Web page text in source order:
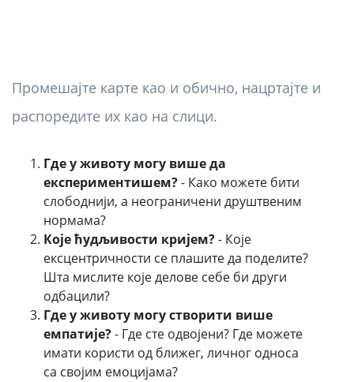
Промешајте карте као и обично, нацртајте и
распоредите их као на слици.
Где у животу могу више да
експериментишем?- Како можете бити
слободнији, а неограничени друштвеним
нормама?
Које ћудљивости кријем?- Које
ексцентричности се плашите да поделите?
Шта мислите које делове себе би други
одбацили?
Где у животу могу створити више
емпатије?- Где сте одвојени? Где можете
имати користи од ближег, личног односа
са својим емоцијама?